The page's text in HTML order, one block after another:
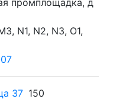
N1, N2, N3, O1,
37 150